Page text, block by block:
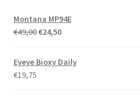
Montana MP94E
€49,00Oorspronkelijke
was:
€24,50Huidige
is:
Eyeye Bioxy Daily
€19,75